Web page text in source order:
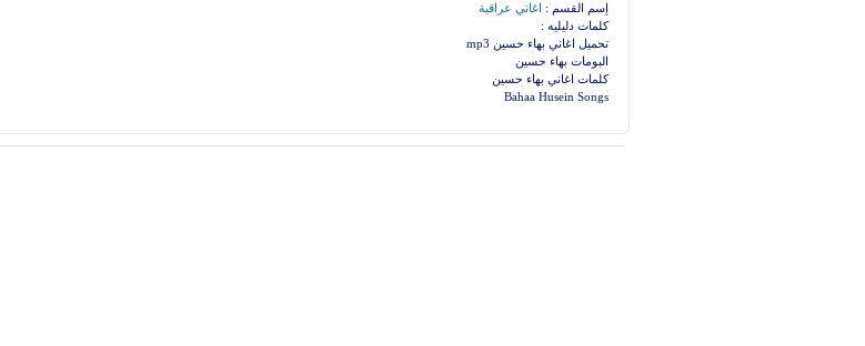
إسم القسم : اغاني عراقية
كلمات دليليه :
تحميل اغاني بهاء حسين mp3
البومات بهاء حسين
كلمات اغاني بهاء حسين
Bahaa Husein Songs